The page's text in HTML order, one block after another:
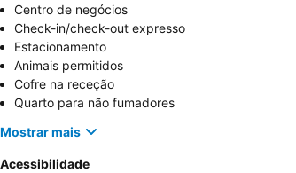
Centro de negócios
Check-in/check-out expresso
Estacionamento
Animais permitidos
Cofre na receção
Quarto para não fumadores
Mostrar mais
Acessibilidade